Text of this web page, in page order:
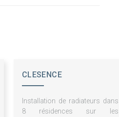
CLESENCE
Installation de radiateurs dans
8 résidences sur les